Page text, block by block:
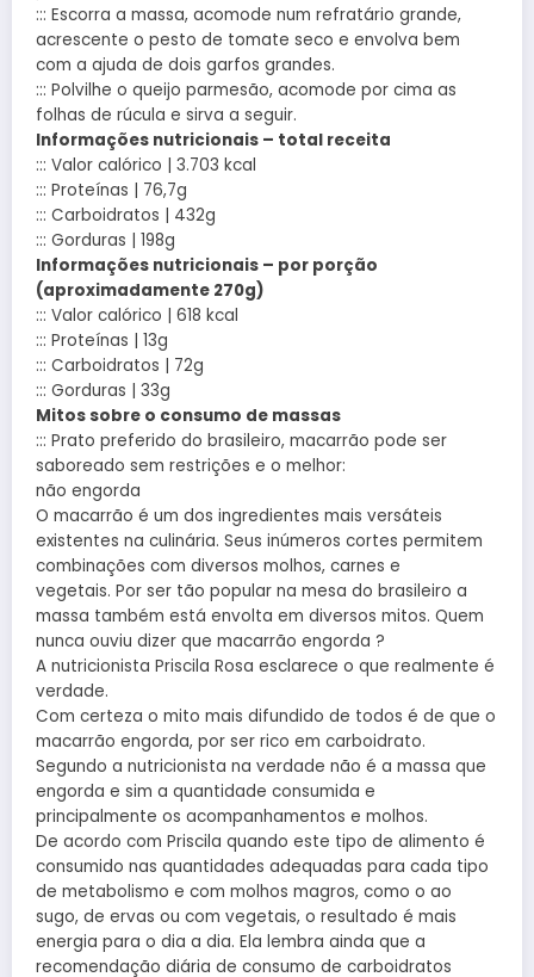
::: Escorra a massa, acomode num refratário grande,
acrescente o pesto de tomate seco e envolva bem
com a ajuda de dois garfos grandes.
::: Polvilhe o queijo parmesão, acomode por cima as
folhas de rúcula e sirva a seguir.
Informações nutricionais – total receita
::: Valor calórico | 3.703 kcal
::: Proteínas | 76,7g
::: Carboidratos | 432g
::: Gorduras | 198g
Informações nutricionais – por porção
(aproximadamente 270g)
::: Valor calórico | 618 kcal
::: Proteínas | 13g
::: Carboidratos | 72g
::: Gorduras | 33g
Mitos sobre o consumo de massas
::: Prato preferido do brasileiro, macarrão pode ser
saboreado sem restrições e o melhor:
não engorda
O macarrão é um dos ingredientes mais versáteis
existentes na culinária. Seus inúmeros cortes permitem
combinações com diversos molhos, carnes e
vegetais. Por ser tão popular na mesa do brasileiro a
massa também está envolta em diversos mitos. Quem
nunca ouviu dizer que macarrão engorda ?
A nutricionista Priscila Rosa esclarece o que realmente é
verdade.
Com certeza o mito mais difundido de todos é de que o
macarrão engorda, por ser rico em carboidrato.
Segundo a nutricionista na verdade não é a massa que
engorda e sim a quantidade consumida e
principalmente os acompanhamentos e molhos.
De acordo com Priscila quando este tipo de alimento é
consumido nas quantidades adequadas para cada tipo
de metabolismo e com molhos magros, como o ao
sugo, de ervas ou com vegetais, o resultado é mais
energia para o dia a dia. Ela lembra ainda que a
recomendação diária de consumo de carboidratos